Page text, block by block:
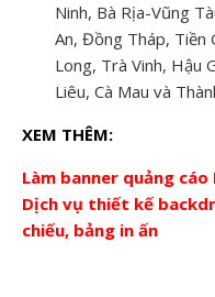
Ninh, Bà Rịa-Vũng
An, Đồng Tháp, Tiền
Long, Trà Vinh, Hậu
Liêu, Cà Mau và
XEM THÊM:
Làm banner quảng
Dịch vụ thiết kế
chiếu, bảng in ấn